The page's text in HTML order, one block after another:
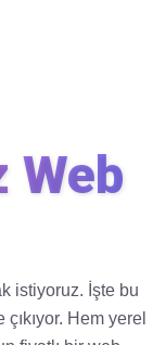
Web
istiyoruz. İşte bu
Hem yerel